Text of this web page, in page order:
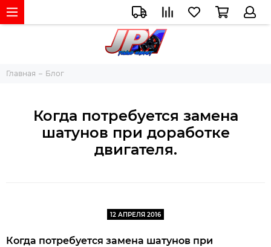
Главная Блог
Когда потребуется замена
шатунов при доработке
двигателя.
12 АПРЕЛЯ 2016
Когда потребуется замена шатунов при